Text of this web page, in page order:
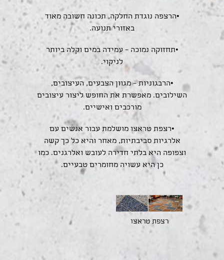
•הרצפה נוגדת החלקה, תכונה חשובה מאוד
באזורי תנועה.
•תחזוקה נמוכה – עמידה במים וקלה ביותר
לניקוי.
•הרבגוניות – מגוון הצבעים, העיצובים,
השילובים. מאפשרת את החופש ליצור עיצובים
מורכבים ואישיים.
•רצפת טראצו מושלמת עבור אנשים עם
אלרגיות סביבתיות, מאחר והיא כל כך קשה
וצפופה היא בלתי חדירה לעובש ואלרגנים. כמו
כן היא עשויה מחומרים טבעיים.
רצפת טראצו